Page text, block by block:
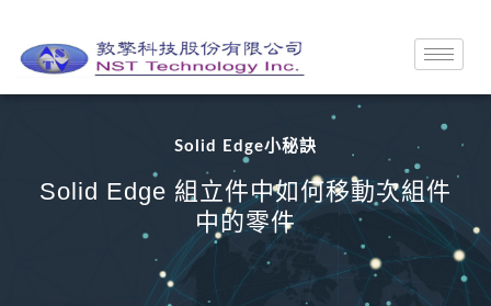
Solid Edge小秘訣
Solid Edge 組立件中如何移動次組件
中的零件